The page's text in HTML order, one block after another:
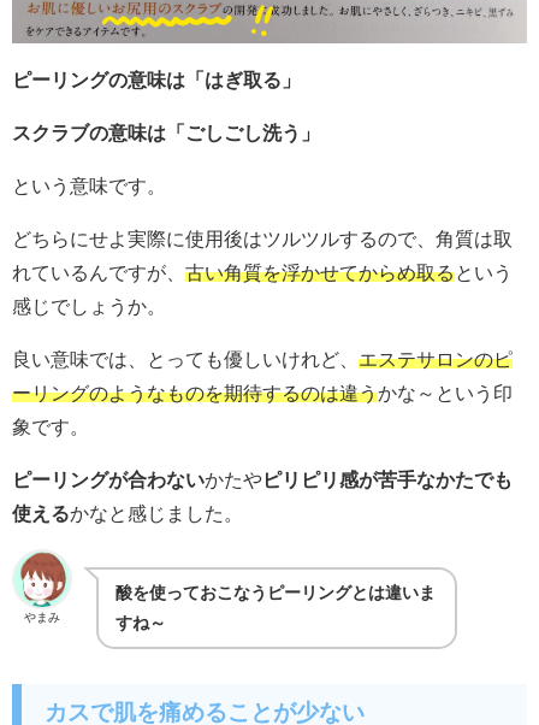
ピーリングの意味は「はぎ取る」
スクラブの意味は「ごしごし洗う」
という意味です。
どちらにせよ実際に使用後はツルツルするので、角質は取
れているんですが、 古い角質を浮かせてからめ取るという
感じでしょうか。
良い意味では、とっても優しいけれど、 エステサロンのピ
ーリングのようなものを期待するのは違うかな～という印
象です。
ピーリングが合わないかたやピリピリ感が苦手なかたでも
使えるかなと感じました。
やまみ
酸を使っておこなうピーリングとは違いま
すね～
カスで肌を痛めることが少ない